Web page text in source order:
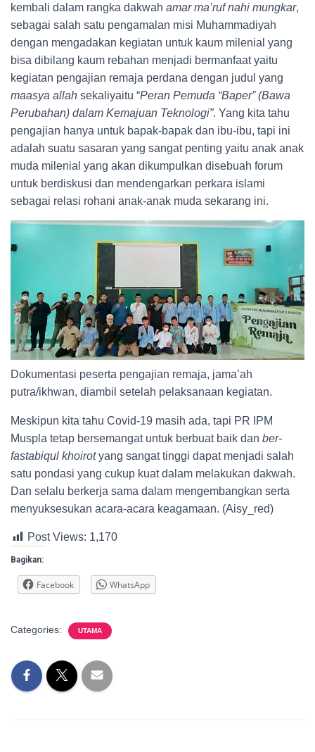
kembali dalam rangka dakwah amar ma’ruf nahi mungkar,
sebagai salah satu pengamalan misi Muhammadiyah
dengan mengadakan kegiatan untuk kaum milenial yang
bisa dibilang kaum rebahan menjadi bermanfaat yaitu
kegiatan pengajian remaja perdana dengan judul yang
maasya allah sekaliyaitu “Peran Pemuda “Baper” (Bawa
Perubahan) dalam Kemajuan Teknologi”. Yang kita tahu
pengajian hanya untuk bapak-bapak dan ibu-ibu, tapi ini
adalah suatu sasaran yang sangat penting yaitu anak anak
muda milenial yang akan dikumpulkan disebuah forum
untuk berdiskusi dan mendengarkan perkara islami
sebagai relasi rohani anak-anak muda sekarang ini.
Dokumentasi peserta pengajian remaja, jama’ah
putra/ikhwan, diambil setelah pelaksanaan kegiatan.
Meskipun kita tahu Covid-19 masih ada, tapi PR IPM
Muspla tetap bersemangat untuk berbuat baik dan ber-
fastabiqul khoirotyang sangat tinggi dapat menjadi salah
satu pondasi yang cukup kuat dalam melakukan dakwah.
Dan selalu berkerja sama dalam mengembangkan serta
menyuksesukan acara-acara keagamaan. (Aisy_red)
Post Views: 1,170
Bagikan:
Facebook WhatsApp
Categories: UTAMA